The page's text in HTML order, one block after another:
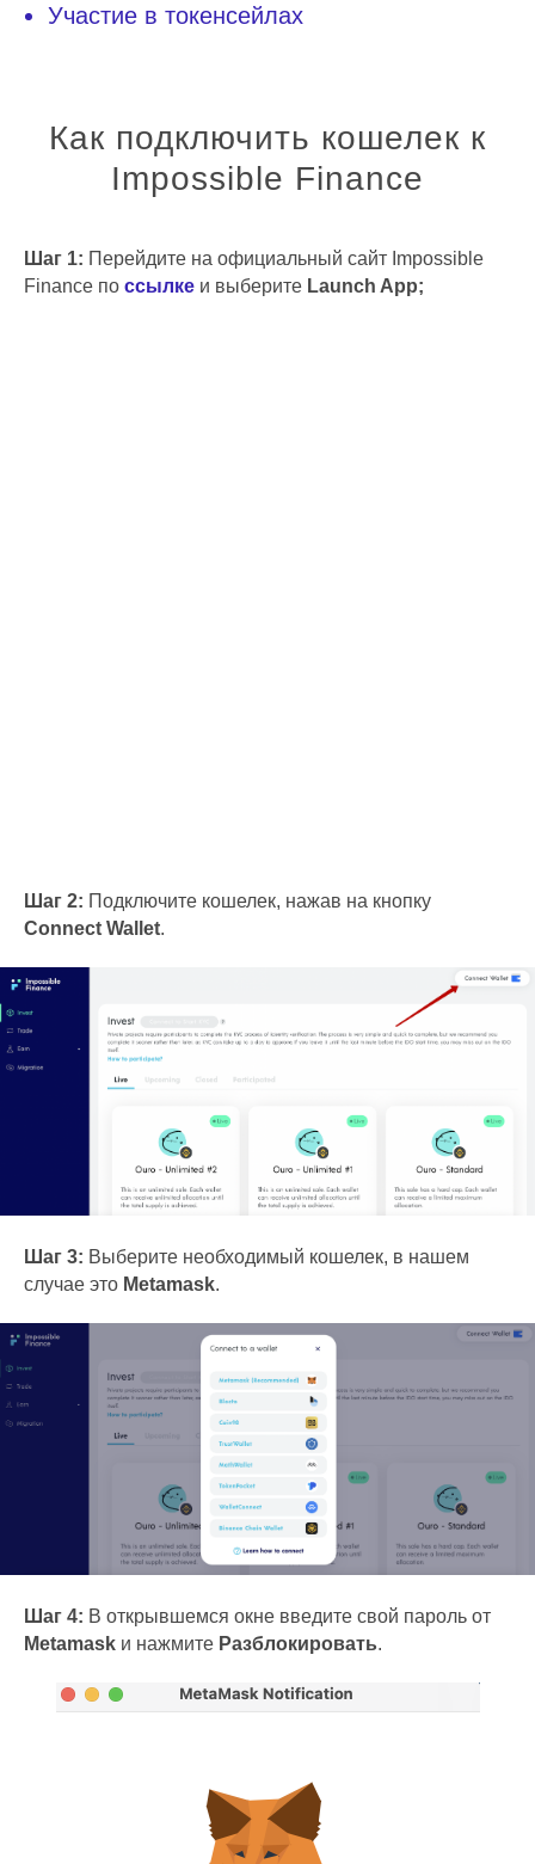
Участие в токенсейлах
Как подключить кошелек к
Impossible Finance
Шаг 1: Перейдите на официальный сайт Impossible
Finance по ссылке и выберите Launch App;
Шаг 2: Подключите кошелек, нажав на кнопку
Connect Wallet.
Шаг 3: Выберите необходимый кошелек, в нашем
случае это Metamask.
Шаг 4: В открывшемся окне введите свой пароль от
Metamask и нажмите Разблокировать.